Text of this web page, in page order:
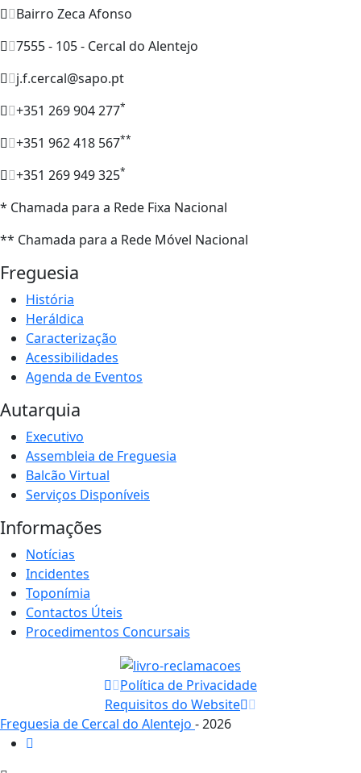
Bairro Zeca Afonso
7555 - 105 - Cercal do Alentejo
j.f.cercal@sapo.pt
+351 269 904 277*
+351 962 418 567**
+351 269 949 325*
* Chamada para a Rede Fixa Nacional
** Chamada para a Rede Móvel Nacional
Freguesia
História
Heráldica
Caracterização
Acessibilidades
Agenda de Eventos
Autarquia
Executivo
Assembleia de Freguesia
Balcão Virtual
Serviços Disponíveis
Informações
Notícias
Incidentes
Toponímia
Contactos Úteis
Procedimentos Concursais
Política de Privacidade
Requisitos do Website
Freguesia de Cercal do Alentejo - 2026